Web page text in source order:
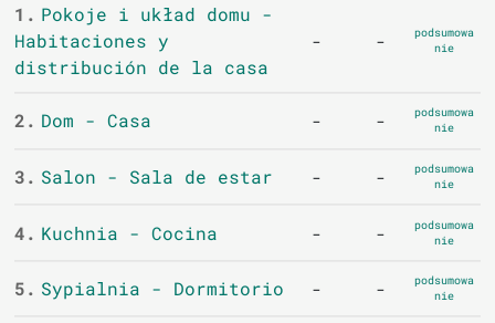
1. Pokoje i układ domu -
Habitaciones y
distribución de la casa
- -
podsumowa
nie
2. Dom - Casa - -
podsumowa
nie
3. Salon - Sala de estar - -
podsumowa
nie
4. Kuchnia - Cocina - -
podsumowa
nie
5. Sypialnia - Dormitorio - -
podsumowa
nie